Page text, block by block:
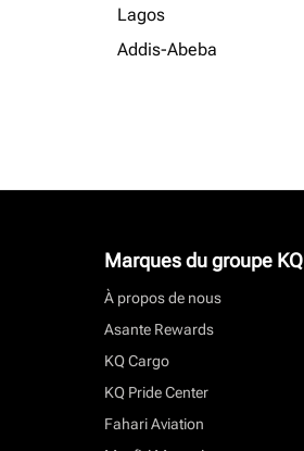
Lagos
Addis-Abeba
Marques du groupe KQ
À propos de nous
Asante Rewards
KQ Cargo
KQ Pride Center
Fahari Aviation